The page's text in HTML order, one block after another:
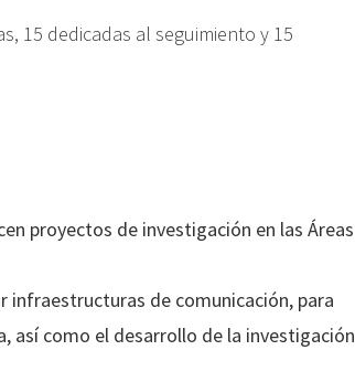
15 dedicadas al seguimiento y 15
proyectos de investigación en las Áreas
infraestructuras de comunicación, para
así como el desarrollo de la investigación